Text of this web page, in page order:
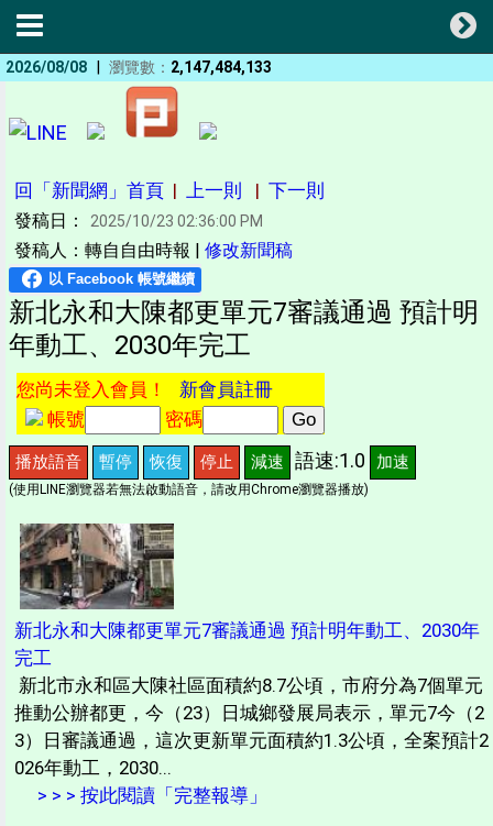
2026/08/08 | 瀏覽數： 2,147,484,133
回「新聞網」首頁 | 上一則 | 下一則
發稿日： 2025/10/23 02:36:00 PM
發稿人：轉自自由時報 | 修改新聞稿
新北永和大陳都更單元7審議通過 預計明
年動工、2030年完工
您尚未登入會員！ 新會員註冊
帳號
密碼
播放語音 暫停 恢復 停止 減速 語速:1.0 加速
(使用LINE瀏覽器若無法啟動語音，請改用Chrome瀏覽器播放)
新北永和大陳都更單元7審議通過 預計明年動工、2030年
完工
新北市永和區大陳社區面積約8.7公頃，市府分為7個單元
推動公辦都更，今（23）日城鄉發展局表示，單元7今（2
3）日審議通過，這次更新單元面積約1.3公頃，全案預計2
026年動工，2030...
> > > 按此閱讀「完整報導」